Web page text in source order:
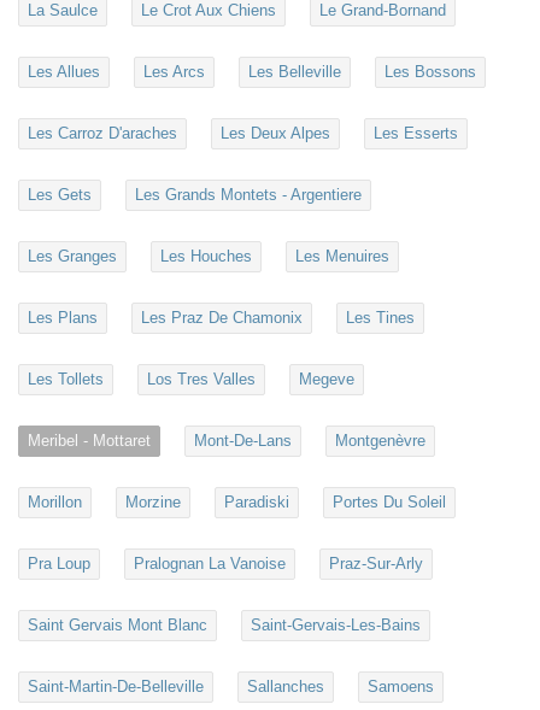
La Saulce Le Crot Aux Chiens Le Grand-Bornand
Les Allues Les Arcs Les Belleville Les Bossons
Les Carroz D'araches Les Deux Alpes Les Esserts
Les Gets Les Grands Montets - Argentiere
Les Granges Les Houches Les Menuires
Les Plans Les Praz De Chamonix Les Tines
Les Tollets Los Tres Valles Megeve
Meribel - Mottaret Mont-De-Lans Montgenèvre
Morillon Morzine Paradiski Portes Du Soleil
Pra Loup Pralognan La Vanoise Praz-Sur-Arly
Saint Gervais Mont Blanc Saint-Gervais-Les-Bains
Saint-Martin-De-Belleville Sallanches Samoens